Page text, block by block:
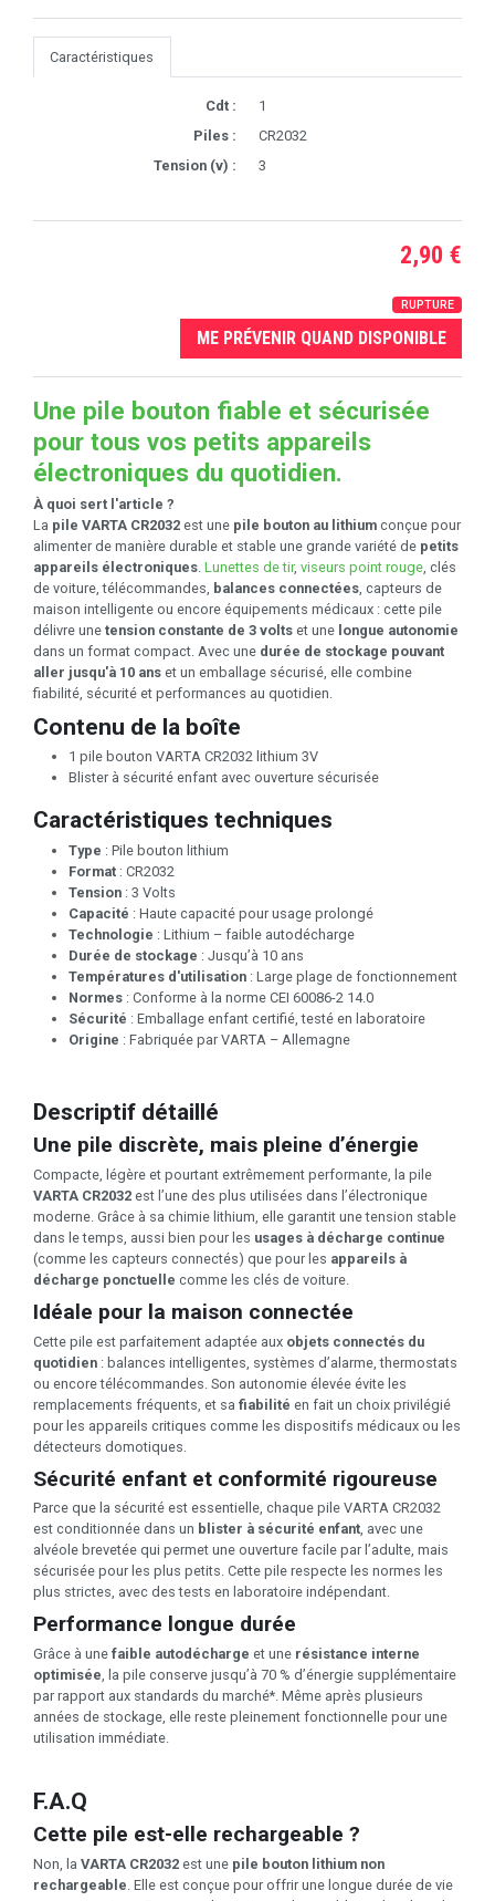
Caractéristiques
Cdt :
1
Piles :
CR2032
Tension (v) :
3
2,90 €
RUPTURE
ME PRÉVENIR QUAND DISPONIBLE
Une pile bouton fiable et sécurisée
pour tous vos petits appareils
électroniques du quotidien.
À quoi sert l'article ?
La pile VARTA CR2032 est une pile bouton au lithium conçue pour
alimenter de manière durable et stable une grande variété de petits
appareils électroniques Lunettes de tir, viseurs point rouge , clés
de voiture, télécommandes, balances connectées , capteurs de
maison intelligente ou encore équipements médicaux : cette pile
délivre une tension constante de 3 volts et une longue autonomie
dans un format compact. Avec une durée de stockage pouvant
aller jusqu'à 10 ans et un emballage sécurisé, elle combine
fiabilité, sécurité et performances au quotidien.
Contenu de la boîte
1 pile bouton VARTA CR2032 lithium 3V
Blister à sécurité enfant avec ouverture sécurisée
Caractéristiques techniques
Type : Pile bouton lithium
Format : CR2032
Tension : 3 Volts
Capacité : Haute capacité pour usage prolongé
Technologie : Lithium – faible autodécharge
Durée de stockage : Jusqu’à 10 ans
Températures d'utilisation : Large plage de fonctionnement
Normes : Conforme à la norme CEI 60086-2 14.0
Sécurité : Emballage enfant certifié, testé en laboratoire
Origine : Fabriquée par VARTA – Allemagne
Descriptif détaillé
Une pile discrète, mais pleine d’énergie
Compacte, légère et pourtant extrêmement performante, la pile
VARTA CR2032 est l’une des plus utilisées dans l’électronique
moderne. Grâce à sa chimie lithium, elle garantit une tension stable
dans le temps, aussi bien pour les usages à décharge continue
(comme les capteurs connectés) que pour les appareils à
décharge ponctuelle comme les clés de voiture.
Idéale pour la maison connectée
Cette pile est parfaitement adaptée aux objets connectés du
quotidien : balances intelligentes, systèmes d’alarme, thermostats
ou encore télécommandes. Son autonomie élevée évite les
remplacements fréquents, et sa fiabilité en fait un choix privilégié
pour les appareils critiques comme les dispositifs médicaux ou les
détecteurs domotiques.
Sécurité enfant et conformité rigoureuse
Parce que la sécurité est essentielle, chaque pile VARTA CR2032
est conditionnée dans un blister à sécurité enfant, avec une
alvéole brevetée qui permet une ouverture facile par l’adulte, mais
sécurisée pour les plus petits. Cette pile respecte les normes les
plus strictes, avec des tests en laboratoire indépendant.
Performance longue durée
Grâce à une faible autodécharge et une résistance interne
optimisée, la pile conserve jusqu’à 70 % d’énergie supplémentaire
par rapport aux standards du marché*. Même après plusieurs
années de stockage, elle reste pleinement fonctionnelle pour une
utilisation immédiate.
F.A.Q
Cette pile est-elle rechargeable ?
Non, la VARTA CR2032 est une pile bouton lithium non
rechargeable . Elle est conçue pour offrir une longue durée de vie